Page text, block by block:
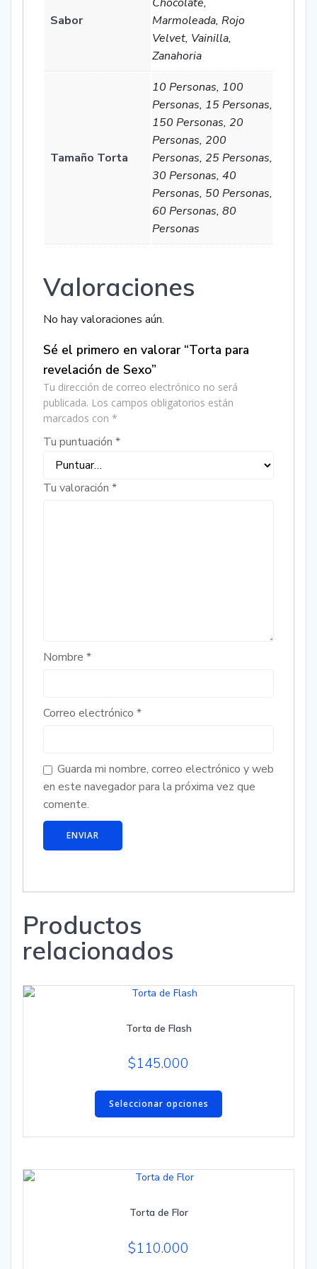
Sabor
Chocolate,
Marmoleada, Rojo
Velvet, Vainilla,
Zanahoria
Tamaño Torta
10 Personas, 100
Personas, 15 Personas,
150 Personas, 20
Personas, 200
Personas, 25 Personas,
30 Personas, 40
Personas, 50 Personas,
60 Personas, 80
Personas
Valoraciones
No hay valoraciones aún.
Sé el primero en valorar “Torta para
revelación de Sexo”
Tu dirección de correo electrónico no será
publicada. Los campos obligatorios están
marcados con *
Tu puntuación *
Tu valoración *
Nombre *
Correo electrónico *
Guarda mi nombre, correo electrónico y web
en este navegador para la próxima vez que
comente.
Productos
relacionados
Torta de Flash
$145.000
Seleccionar opciones
Este
tiene
múltiples
Las
Torta de Flor
$110.000